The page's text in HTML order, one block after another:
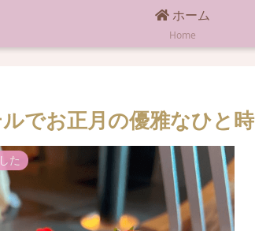
ホーム
Home
でお正月の優雅なひと時
た